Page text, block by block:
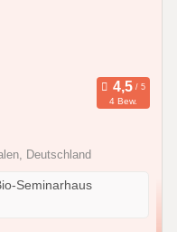
4 Bew.
Deutschland
Seminarhaus